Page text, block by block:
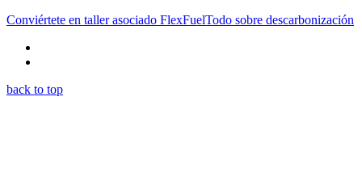
Conviértete en taller asociado FlexFuelTodo sobre descarbonización
back to top